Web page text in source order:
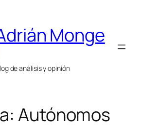
Monge
de análisis y opinión
Autónomos